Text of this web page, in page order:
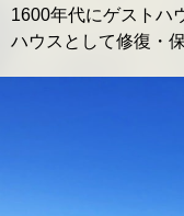
1600年代にゲストハ
ハウスとして修復・